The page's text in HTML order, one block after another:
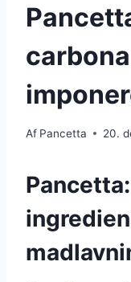
Af Pancetta 20.